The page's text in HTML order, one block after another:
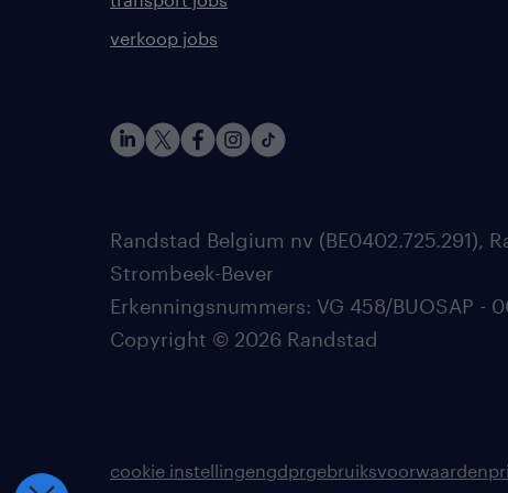
verkoop jobs
Randstad Belgium nv (BE0402.725.291),
Strombeek-Bever
Erkenningsnummers: VG 458/BUOSAP -
Copyright © 2026 Randstad
cookie instellingengdprgebruiksvoorwaarden